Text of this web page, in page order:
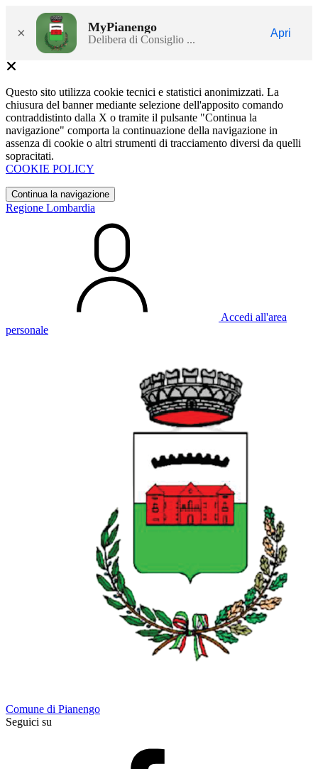
× MyPianengo
Delibera di Consiglio ...
Apri
Questo sito utilizza cookie tecnici e statistici anonimizzati. La
chiusura del banner mediante selezione dell'apposito comando
contraddistinto dalla X o tramite il pulsante "Continua la
navigazione" comporta la continuazione della navigazione in
assenza di cookie o altri strumenti di tracciamento diversi da quelli
sopracitati.
COOKIE POLICY
Continua la navigazione
Regione Lombardia
Accedi all'area
personale
Comune di Pianengo
Seguici su